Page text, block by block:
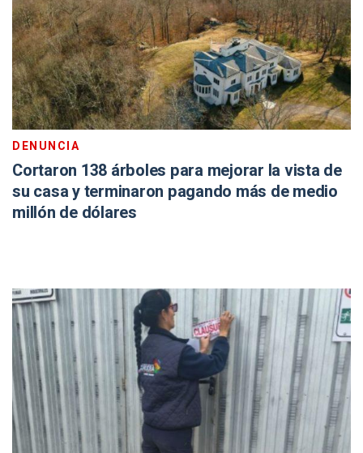
DENUNCIA
Cortaron 138 árboles para mejorar la vista de
su casa y terminaron pagando más de medio
millón de dólares